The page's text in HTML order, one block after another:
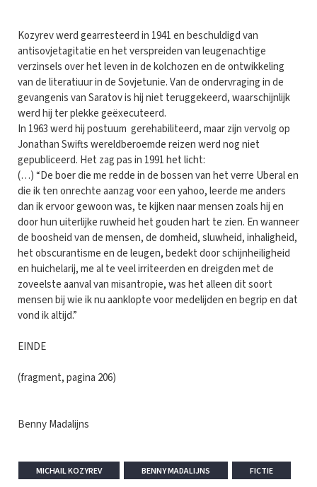
Kozyrev werd gearresteerd in 1941 en beschuldigd van
antisovjetagitatie en het verspreiden van leugenachtige
verzinsels over het leven in de kolchozen en de ontwikkeling
van de literatiuur in de Sovjetunie. Van de ondervraging in de
gevangenis van Saratov is hij niet teruggekeerd, waarschijnlijk
werd hij ter plekke geëxecuteerd.
In 1963 werd hij postuum gerehabiliteerd, maar zijn vervolg op
Jonathan Swifts wereldberoemde reizen werd nog niet
gepubliceerd. Het zag pas in 1991 het licht:
(…) “De boer die me redde in de bossen van het verre Uberal en
die ik ten onrechte aanzag voor een yahoo, leerde me anders
dan ik ervoor gewoon was, te kijken naar mensen zoals hij en
door hun uiterlijke ruwheid het gouden hart te zien. En wanneer
de boosheid van de mensen, de domheid, sluwheid, inhaligheid,
het obscurantisme en de leugen, bedekt door schijnheiligheid
en huichelarij, me al te veel irriteerden en dreigden met de
zoveelste aanval van misantropie, was het alleen dit soort
mensen bij wie ik nu aanklopte voor medelijden en begrip en dat
vond ik altijd.”
EINDE
(fragment, pagina 206)
Benny Madalijns
MICHAIL KOZYREV BENNY MADALIJNS FICTIE